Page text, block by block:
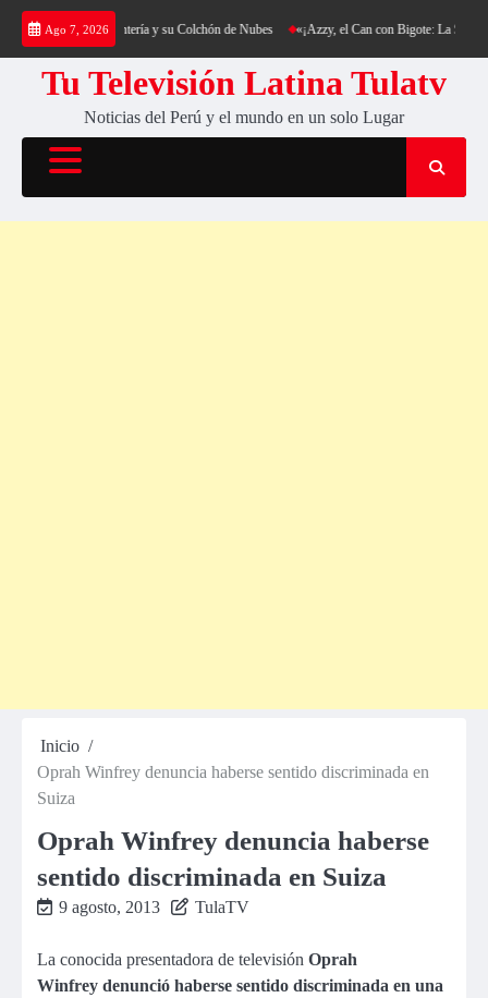
Saltar
contenido
Ago 7, 2026
al Cerro Cantería y su Colchón de Nubes «¡Azzy, el Can con Bigote: La Sensación
Tu Televisión Latina Tulatv
Noticias del Perú y el mundo en un solo Lugar
Inicio
Oprah Winfrey denuncia haberse sentido discriminada en
Suiza
Oprah Winfrey denuncia haberse
sentido discriminada en Suiza
9 agosto, 2013 TulaTV
La conocida presentadora de televisión Oprah
Winfrey denunció haberse sentido discriminada en una